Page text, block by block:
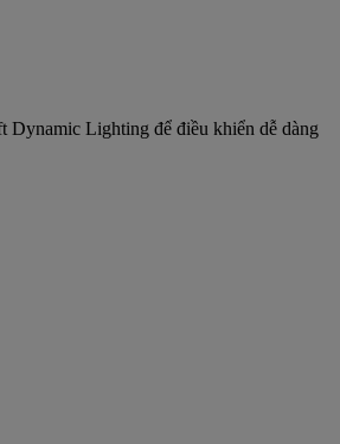
Dynamic Lighting để điều khiển dễ dàng